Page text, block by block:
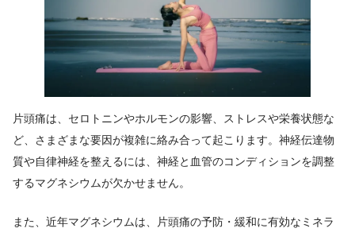
片頭痛は、セロトニンやホルモンの影響、ストレスや栄養状態な
ど、さまざまな要因が複雑に絡み合って起こります。神経伝達物
質や自律神経を整えるには、神経と血管のコンディションを調整
するマグネシウムが欠かせません。
また、近年マグネシウムは、片頭痛の予防・緩和に有効なミネラ